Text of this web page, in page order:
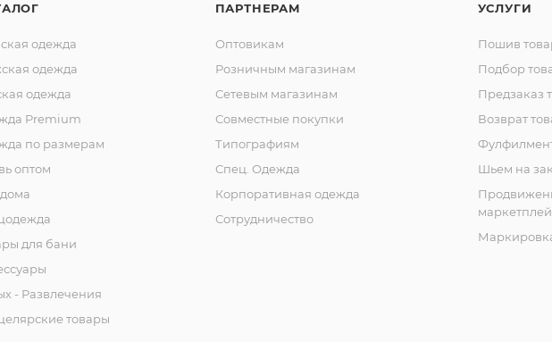
одежда
одежда
одежда
Premium
по размерам
оптом
для бани
- Развлечения
товары
ПАРТНЕРАМ
Оптовикам
Розничным магазинам
Сетевым магазинам
Совместные покупки
Типографиям
Спец. Одежда
Корпоративная одежда
Сотрудничество
УСЛУГИ
Пошив
Подбор
Предзаказ
Возврат
Шьем на